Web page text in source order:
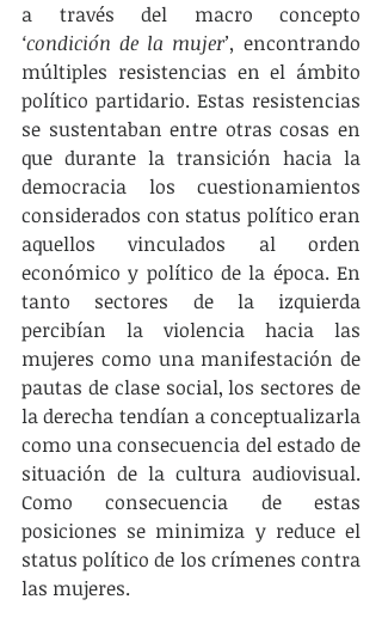
‘condición de la mujer’, encontrando
múltiples resistencias en el ámbito
político partidario. Estas resistencias
se sustentaban entre otras cosas en
que durante la transición hacia la
democracia los cuestionamientos
considerados con status político eran
aquellos vinculados al orden
económico y político de la época. En
tanto sectores de la izquierda
percibían la violencia hacia las
mujeres como una manifestación de
pautas de clase social, los sectores de
la derecha tendían a conceptualizarla
como una consecuencia del estado de
situación de la cultura audiovisual.
Como consecuencia de estas
posiciones se minimiza y reduce el
status político de los crímenes contra
las mujeres.